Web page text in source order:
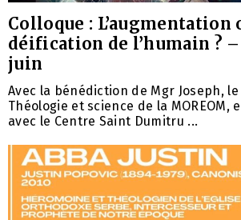
Colloque : L’augmentation
déification de l’humain ? –
juin
Avec la bénédiction de Mgr Joseph,
Théologie et science de la MOREOM,
avec le Centre Saint Dumitru ...